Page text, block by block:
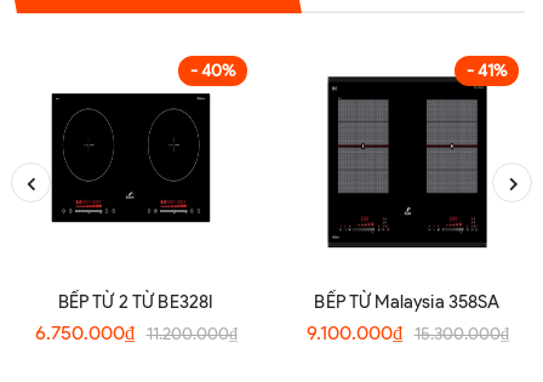
- 40%
BẾP TỪ 2 TỪ BE328I
6.750.000₫ 11.200.000₫
- 41%
BẾP TỪ Malaysia 358SA
9.100.000₫ 15.300.000₫